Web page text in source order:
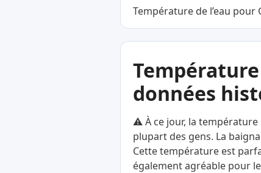
Température de l’eau pour
données
⚠️ À ce jour, la température
plupart des gens. La
Cette température est
également agréable pour